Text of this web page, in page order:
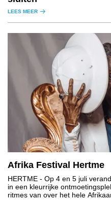
LEES MEER
Afrika Festival Hertme
HERTME - Op 4 en 5 juli
in een kleurrijke
ritmes van over het hele